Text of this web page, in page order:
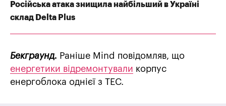
Російська атака знищила найбільший в Україні
склад Delta Plus
Бекграунд. Раніше Mind повідомляв, що
енергетики відремонтували корпус
енергоблока однієї з ТЕС.